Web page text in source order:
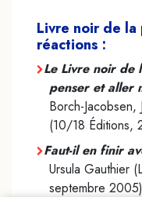
Livre noir de la
réactions :
Le Livre noir de
penser et aller
Borch-
(10/18 Éditions,
Faut-il en finir
Ursula Gauthier
septembre